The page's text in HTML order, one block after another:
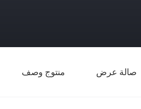
صالة عرض منتوج وصف